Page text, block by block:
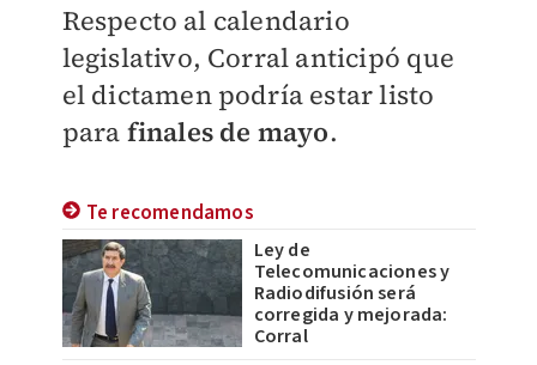
Respecto al calendario
legislativo, Corral anticipó que
el dictamen podría estar listo
para finales de mayo.
Te recomendamos
Ley de
Telecomunicaciones y
Radiodifusión será
corregida y mejorada:
Corral